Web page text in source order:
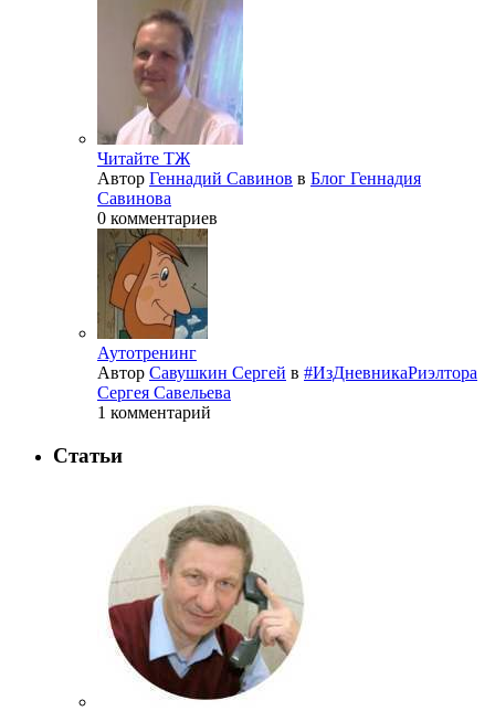
Читайте ТЖ
Автор Геннадий Савинов в Блог Геннадия
Савинова
0 комментариев
Аутотренинг
Автор Савушкин Сергей в #ИзДневникаРиэлтора
Сергея Савельева
1 комментарий
Статьи